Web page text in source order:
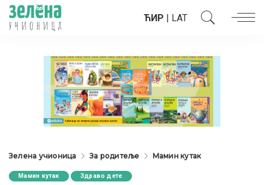
ЋИР | LAT
Зелена учионица За родитеље Мамин кутак
Мамин кутак Здраво дете